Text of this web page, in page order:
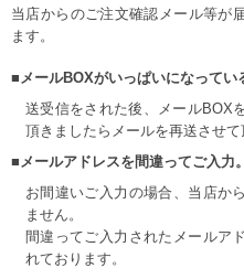
当店からのご注文確認メール等が
ます。
■メールBOXがいっぱいになってい
送受信をされた後、メールBOX
頂きましたらメールを再送させて
■メールアドレスを間違ってご入力。
お間違いご入力の場合、当店か
ません。
間違ってご入力されたメールア
れております。